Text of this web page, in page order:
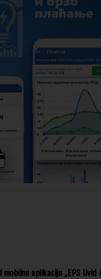
aplikaciju „EPS Uvid